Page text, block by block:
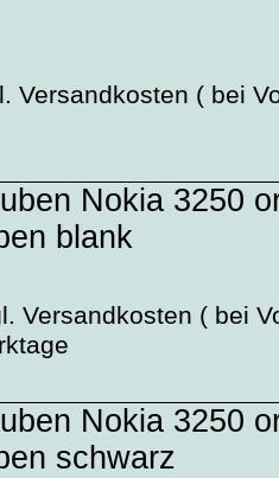
( bei
Nokia 3250
blank
Versandkosten ( bei
Nokia 3250
schwarz